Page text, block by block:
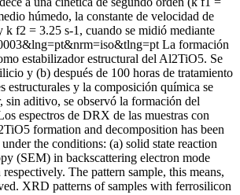
húmedo, la constante de velocidad de
k f2 = 3.25 s-1, cuando se midió mediante
La formación
estabilizador estructural del Al2TiO5. Se
y (b) después de 100 horas de tratamiento
estructurales y la composición química se
aditivo, se observó la formación del
espectros de DRX de las muestras con
formation and decomposition has been
the conditions: (a) solid state reaction
(SEM) in backscattering electron mode
The pattern sample, this means,
XRD patterns of samples with ferrosilicon